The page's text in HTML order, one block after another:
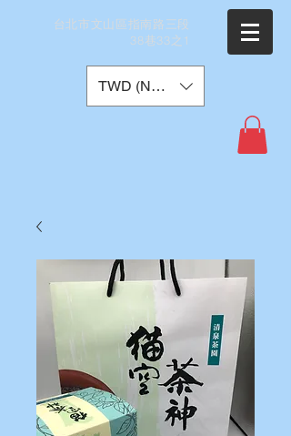
​台北市文山區指南路三段
38巷33之1
TWD (NT$)